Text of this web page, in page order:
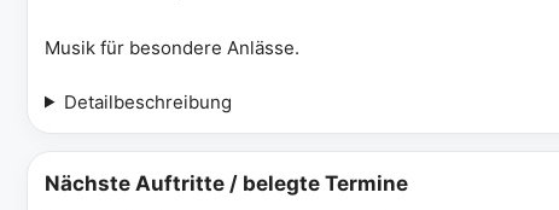
Musik für besondere Anlässe.
Detailbeschreibung
Nächste Auftritte / belegte Termine